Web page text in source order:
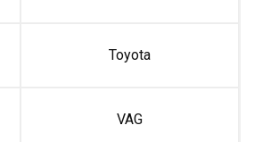
Toyota
VAG